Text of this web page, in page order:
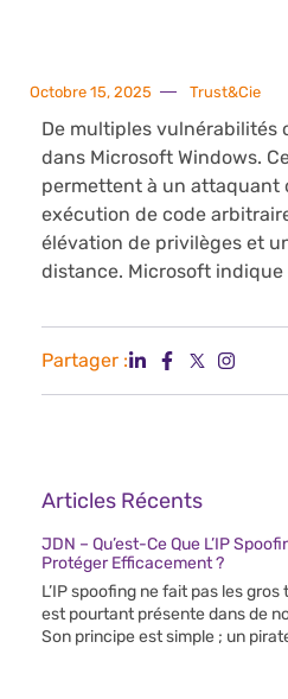
Octobre 15, 2025 Trust&Cie
De multiples vulnérabilités
dans Microsoft Windows.
permettent à un attaquant
exécution de code
élévation de privilèges et
distance. Microsoft
Partager :
Articles Récents
JDN – Qu’est-Ce Que L’IP
Protéger Efficacement ?
L’IP spoofing ne fait pas les
est pourtant présente dans de
Son principe est simple ; un